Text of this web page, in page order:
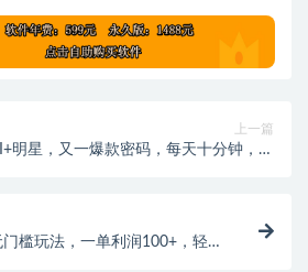
上一篇
明星，又一爆款密码，每天十分钟，带
槛玩法，一单利润100+，轻松